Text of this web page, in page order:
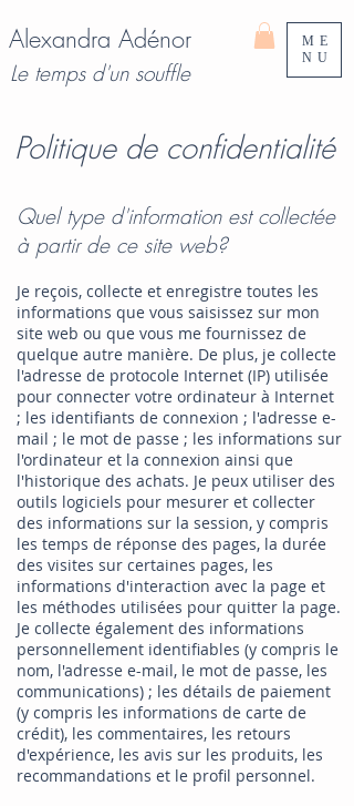
Alexandra Adénor
Le temps d'un souffle
ME
NU
Politique de confidentialité
Quel type d'information est collectée
à partir de ce site web?
Je reçois, collecte et enregistre toutes les
informations que vous saisissez sur mon
site web ou que vous me fournissez de
quelque autre manière. De plus, je collecte
l'adresse de protocole Internet (IP) utilisée
pour connecter votre ordinateur à Internet
; les identifiants de connexion ; l'adresse e-
mail ; le mot de passe ; les informations sur
l'ordinateur et la connexion ainsi que
l'historique des achats. Je peux utiliser des
outils logiciels pour mesurer et collecter
des informations sur la session, y compris
les temps de réponse des pages, la durée
des visites sur certaines pages, les
informations d'interaction avec la page et
les méthodes utilisées pour quitter la page.
Je collecte également des informations
personnellement identifiables (y compris le
nom, l'adresse e-mail, le mot de passe, les
communications) ; les détails de paiement
(y compris les informations de carte de
crédit), les commentaires, les retours
d'expérience, les avis sur les produits, les
recommandations et le profil personnel.